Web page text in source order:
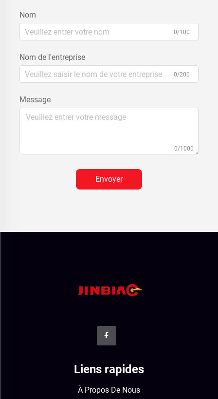
Nom
0/100
Nom de l'entreprise
0/200
Message
0/1000
Envoyer
Liens rapides
À Propos De Nous